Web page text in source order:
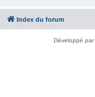
Index du forum
Développé par